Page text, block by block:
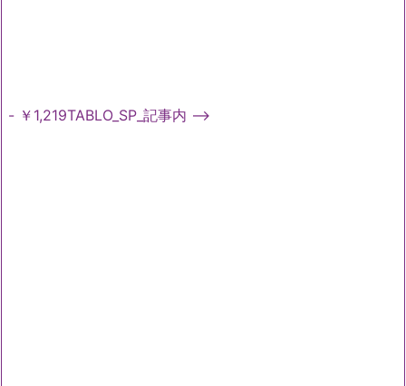
- ￥1,219TABLO_SP_記事内 -->